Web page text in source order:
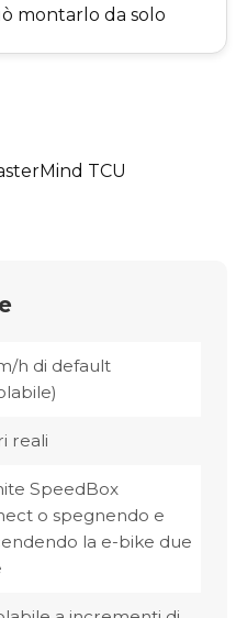
montarlo da solo
TCU
h di default
reali
SpeedBox
o spegnendo e
la e-bike due